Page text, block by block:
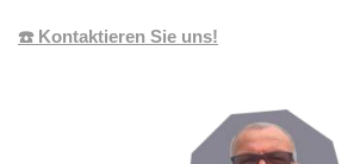
☎️ Kontaktieren Sie uns!